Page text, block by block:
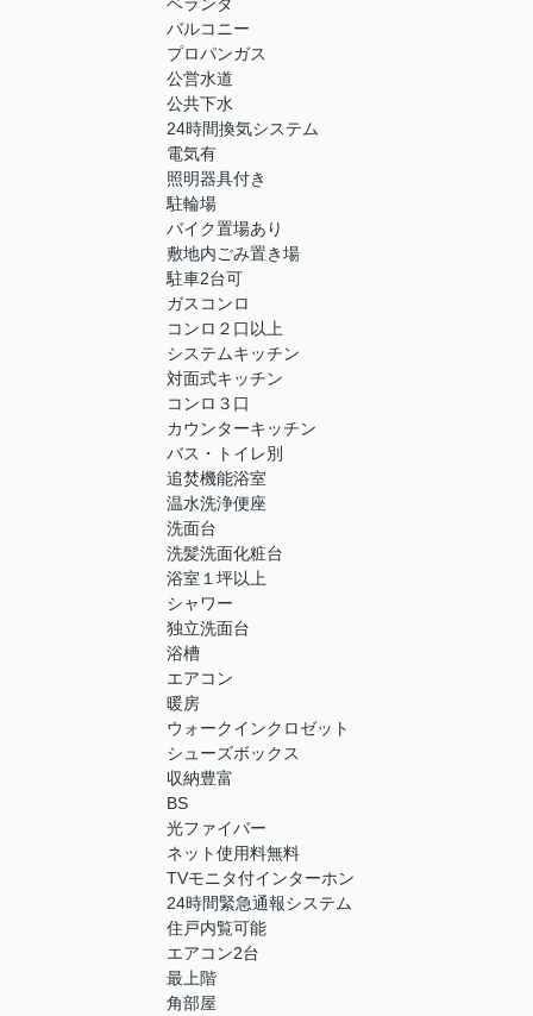
バルコニー
プロパンガス
公営水道
公共下水
24時間換気システム
電気有
照明器具付き
駐輪場
バイク置場あり
敷地内ごみ置き場
駐車2台可
ガスコンロ
コンロ２口以上
システムキッチン
対面式キッチン
コンロ３口
カウンターキッチン
バス・トイレ別
追焚機能浴室
温水洗浄便座
洗面台
洗髪洗面化粧台
浴室１坪以上
シャワー
独立洗面台
浴槽
エアコン
暖房
ウォークインクロゼット
シューズボックス
収納豊富
BS
光ファイバー
ネット使用料無料
TVモニタ付インターホン
24時間緊急通報システム
住戸内覧可能
エアコン2台
最上階
角部屋